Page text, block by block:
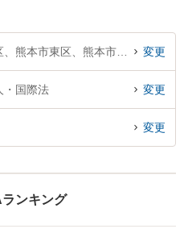
変更
・国際法 変更
変更
ンキング